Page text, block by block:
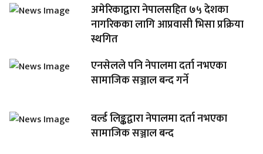
अमेरिकाद्वारा नेपालसहित ७५ देशका
नागरिकका लागि आप्रवासी भिसा प्रक्रिया
स्थगित
एनसेलले पनि नेपालमा दर्ता नभएका
सामाजिक सञ्जाल बन्द गर्ने
वर्ल्ड लिङ्कद्वारा नेपालमा दर्ता नभएका
सामाजिक सञ्जाल बन्द